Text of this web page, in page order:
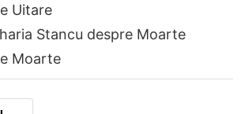
Uitare
Stancu despre Moarte
Moarte